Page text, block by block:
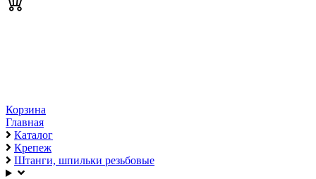
Корзина
Главная
Каталог
Крепеж
Штанги, шпильки резьбовые